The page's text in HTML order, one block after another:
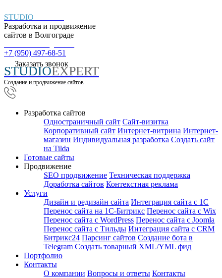
STUDIO
Разработка и продвижение
сайтов в Волгограде
+7 (950) 497-68-51
Заказать звонок
STUDIOEXPERT
Создание и продвижение сайтов
Разработка сайтов
Одностраничный сайт Cайт-визитка
Корпоративный сайт Интернет-витрина Интернет-
магазин Индивидуальная разработка Создать сайт
на Tilda
Готовые сайты
Продвижение
SEO продвижение Техническая поддержка
Доработка сайтов Контекстная реклама
Услуги
Дизайн и редизайн сайта Интеграция сайта с 1С
Перенос сайта на 1С-Битрикс Перенос сайта с Wix
Перенос сайта с WordPress Перенос сайта с Joomla
Перенос сайта с Тильды Интеграция сайта с CRM
Битрикс24 Парсинг сайтов Создание бота в
Telegram Создать товарный XML/YML фид
Портфолио
Контакты
О компании Вопросы и ответы Контакты